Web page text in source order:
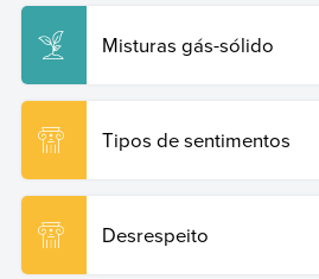
Misturas gás-sólido
Tipos de sentimentos
Desrespeito